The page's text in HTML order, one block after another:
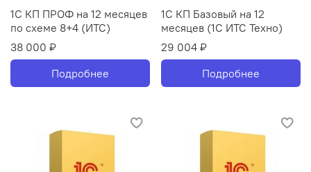
1С КП ПРОФ на 12 месяцев
по схеме 8+4 (ИТС)
38 000 ₽
Подробнее
1С КП Базовый на 12
месяцев (1С ИТС Техно)
29 004 ₽
Подробнее